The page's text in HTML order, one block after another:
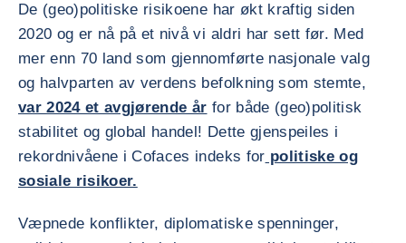
De (geo)politiske risikoene har økt kraftig siden
2020 og er nå på et nivå vi aldri har sett før. Med
mer enn 70 land som gjennomførte nasjonale valg
og halvparten av verdens befolkning som stemte,
var 2024 et avgjørende år for både (geo)politisk
stabilitet og global handel! Dette gjenspeiles i
rekordnivåene i Cofaces indeks for politiske og
sosiale risikoer.
Væpnede konflikter, diplomatiske spenninger,